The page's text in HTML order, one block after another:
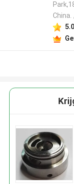
China.
5.0